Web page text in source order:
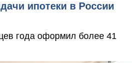
ипотеки в России
года оформил более 41